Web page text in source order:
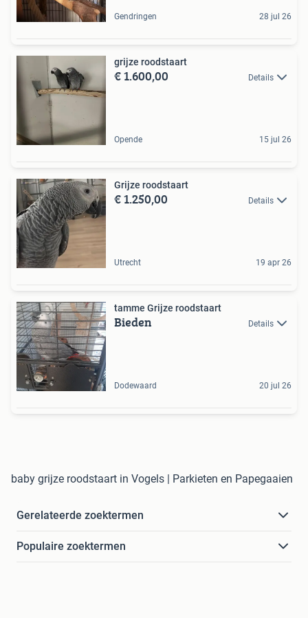
Gendringen 28 jul 26
grijze roodstaart
€ 1.600,00 Details
Opende 15 jul 26
Grijze roodstaart
€ 1.250,00 Details
Utrecht 19 apr 26
tamme Grijze roodstaart
Bieden Details
Dodewaard 20 jul 26
baby grijze roodstaart in Vogels | Parkieten en Papegaaien
Gerelateerde zoektermen
Populaire zoektermen